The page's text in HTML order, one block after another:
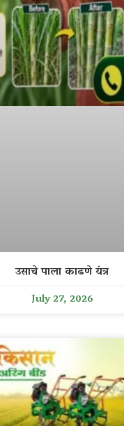
उसाचे पाला काढणे यंत्र
July 27, 2026